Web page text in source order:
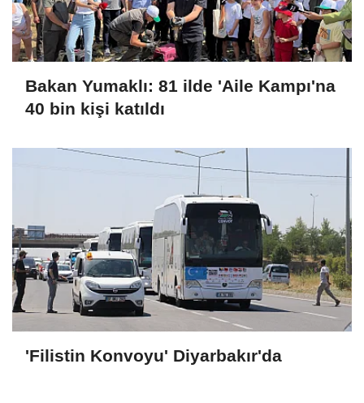
Bakan Yumaklı: 81 ilde 'Aile Kampı'na
40 bin kişi katıldı
'Filistin Konvoyu' Diyarbakır'da